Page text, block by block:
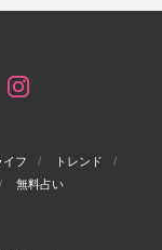
イフ
トレンド
無料占い